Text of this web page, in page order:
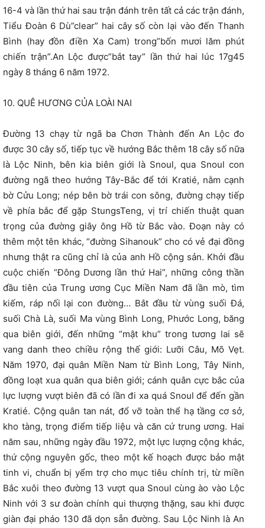
16-4 và lần thứ hai sau trận đánh trên tất cả các trận đánh,
Tiểu Đoàn 6 Dù”clear” hai cây số còn lại vào đến Thanh
Bình (hay đồn điền Xa Cam) trong”bốn mươi lăm phút
chiến trận”.An Lộc được”bắt tay” lần thứ hai lúc 17g45
ngày 8 tháng 6 năm 1972.
10. QUÊ HƯƠNG CỦA LOÀI NAI
Đường 13 chạy từ ngã ba Chơn Thành đến An Lộc đo
được 30 cây số, tiếp tục về hướng Bắc thêm 18 cây số nữa
là Lộc Ninh, bên kia biên giới là Snoul, qua Snoul con
đường ngã theo hướng Tây-Bắc để tới Kratié, nằm cạnh
bờ Cửu Long; nép bên bờ trái con sông, đường chạy tiếp
về phía bắc để gặp StungsTeng, vị trí chiến thuật quan
trọng của đường giây ông Hồ từ Bắc vào. Đoạn này có
thêm một tên khác, “đường Sihanouk” cho có vẻ đại đồng
nhưng thật ra cũng chỉ là của anh Hồ cộng sản. Khởi đầu
cuộc chiến “Đông Dương lần thứ Hai”, những công thần
đầu tiên của Trung ương Cục Miền Nam đã lần mò, tìm
kiếm, ráp nối lại con đường… Bắt đầu từ vùng suối Đá,
suối Chà Là, suối Ma vùng Bình Long, Phước Long, băng
qua biên giới, đến những “mật khu” trong tương lai sẽ
vang danh theo chiều rộng thế giới: Lưỡi Câu, Mõ Vẹt.
Năm 1970, đại quân Miền Nam từ Bình Long, Tây Ninh,
đồng loạt xua quân qua biên giới; cánh quân cực bắc của
lực lượng vượt biên đã có lần đi xa quá Snoul để đến gần
Kratié. Cộng quân tan nát, đổ vỡ toàn thể hạ tầng cơ sở,
kho tàng, trọng điểm tiếp liệu và căn cứ trung ương. Hai
năm sau, những ngày đầu 1972, một lực lượng cộng khác,
thứ cộng nguyên gốc, theo một kế hoạch được bảo mật
tinh vi, chuẩn bị yểm trợ cho mục tiêu chính trị, từ miền
Bắc xuôi theo đường 13 vượt qua Snoul cùng ào vào Lộc
Ninh với 3 sư đoàn chính qui thượng thặng, sau khi được
giàn đại pháo 130 đã dọn sẵn đường. Sau Lộc Ninh là An